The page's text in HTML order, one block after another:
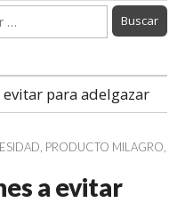
para adelgazar
, PRODUCTO MILAGRO,
a evitar